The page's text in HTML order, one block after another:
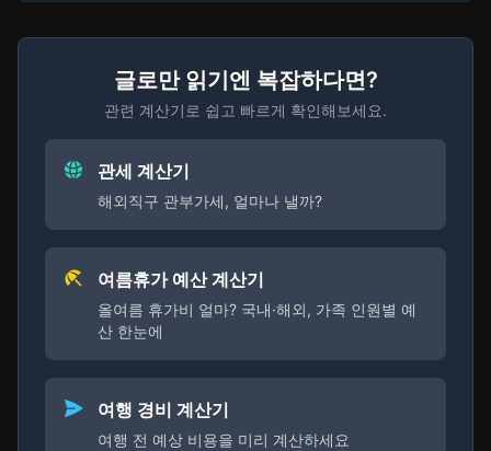
글로만 읽기엔 복잡하다면?
관련 계산기로 쉽고 빠르게 확인해보세요.
관세 계산기
해외직구 관부가세, 얼마나 낼까?
여름휴가 예산 계산기
올여름 휴가비 얼마? 국내·해외, 가족 인원별 예
산 한눈에
여행 경비 계산기
여행 전 예상 비용을 미리 계산하세요